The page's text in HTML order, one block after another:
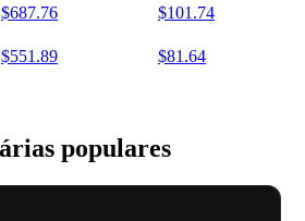
$687.76 $101.74
$551.89 $81.64
populares